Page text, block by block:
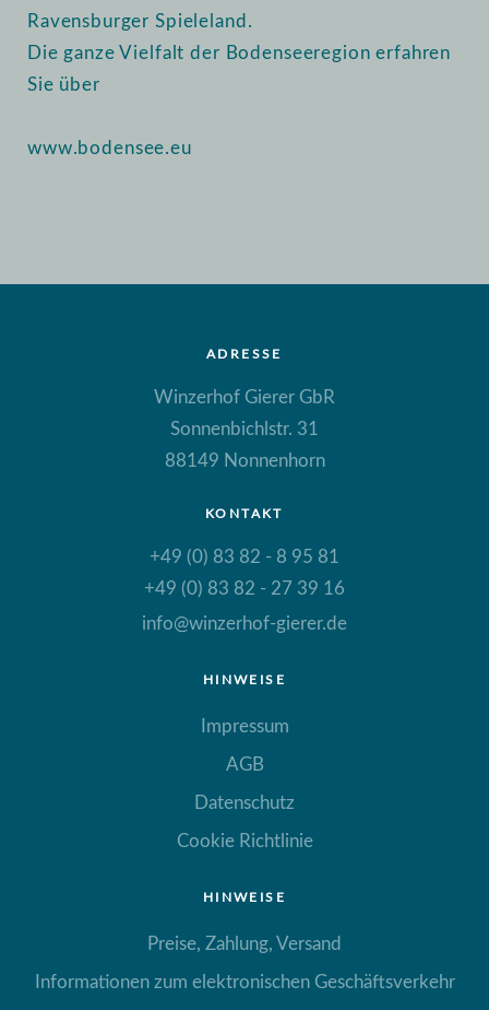
Ravensburger Spieleland.
Die ganze Vielfalt der Bodenseeregion erfahren
Sie über
www.bodensee.eu
ADRESSE
Winzerhof Gierer GbR
Sonnenbichlstr. 31
88149 Nonnenhorn
KONTAKT
+49 (0) 83 82 - 8 95 81
+49 (0) 83 82 - 27 39 16
info@winzerhof-gierer.de
HINWEISE
Impressum
AGB
Datenschutz
Cookie Richtlinie
HINWEISE
Preise, Zahlung, Versand
Informationen zum elektronischen Geschäftsverkehr